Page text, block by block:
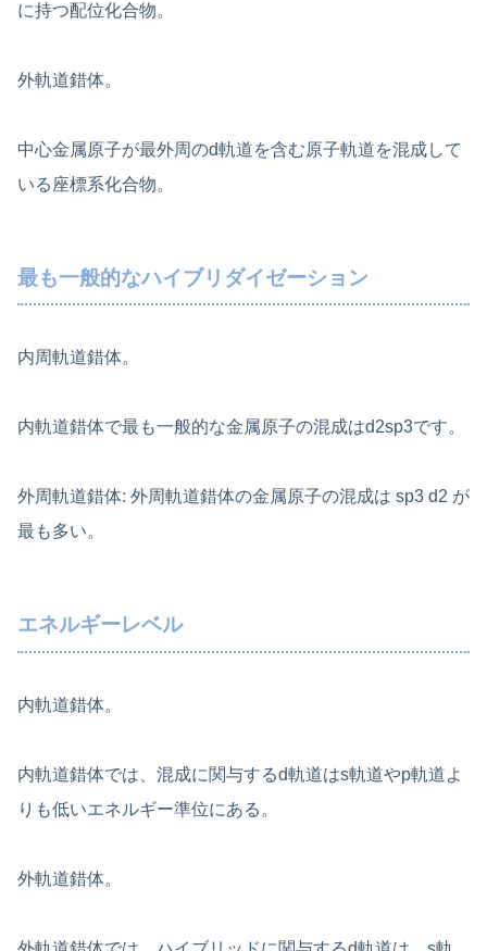
に持つ配位化合物。
外軌道錯体。
中心金属原子が最外周のd軌道を含む原子軌道を混成して
いる座標系化合物。
最も一般的なハイブリダイゼーション
内周軌道錯体。
内軌道錯体で最も一般的な金属原子の混成はd2sp3です。
外周軌道錯体: 外周軌道錯体の金属原子の混成は sp3 d2 が
最も多い。
エネルギーレベル
内軌道錯体。
内軌道錯体では、混成に関与するd軌道はs軌道やp軌道よ
りも低いエネルギー準位にある。
外軌道錯体。